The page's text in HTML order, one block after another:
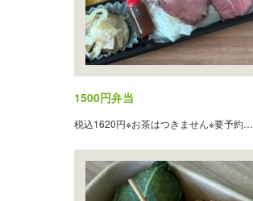
1500円弁当
税込1620円※お茶はつきません※要予約…